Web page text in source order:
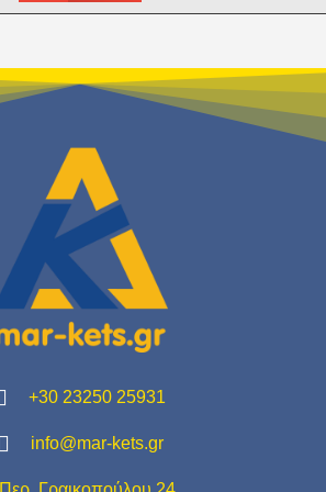
+30 23250 25931
info@mar-kets.gr